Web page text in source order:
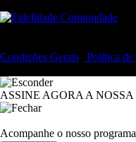
Condições Gerais Política de
ASSINE AGORA A
Acompanhe o nosso programa